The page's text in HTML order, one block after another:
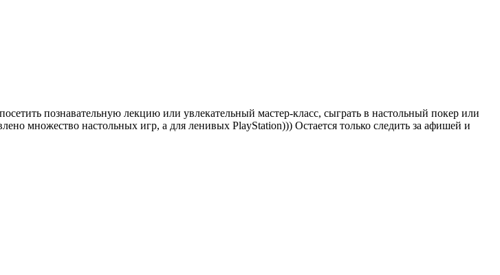
познавательную лекцию или увлекательный мастер-класс, сыграть в настольный покер или
множество настольных игр, а для ленивых PlayStation))) Остается только следить за афишей и